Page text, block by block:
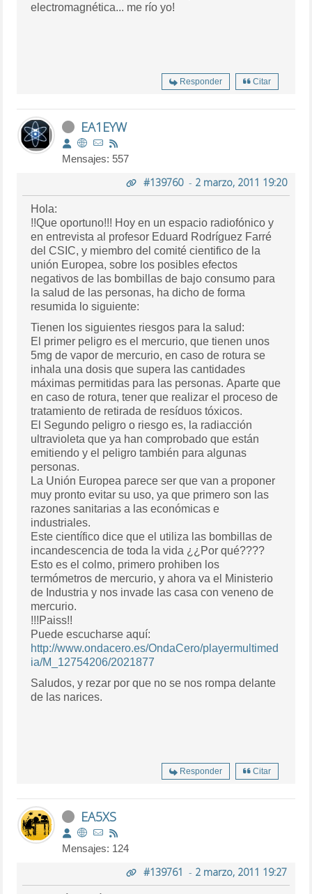
electromagnética... me río yo!
Responder Citar
EA1EYW
Mensajes: 557
#139760- 2 marzo, 2011 19:20
Hola:
!!Que oportuno!!! Hoy en un espacio radiofónico y
en entrevista al profesor Eduard Rodríguez Farré
del CSIC, y miembro del comité cientifico de la
unión Europea, sobre los posibles efectos
negativos de las bombillas de bajo consumo para
la salud de las personas, ha dicho de forma
resumida lo siguiente:
Tienen los siguientes riesgos para la salud:
El primer peligro es el mercurio, que tienen unos
5mg de vapor de mercurio, en caso de rotura se
inhala una dosis que supera las cantidades
máximas permitidas para las personas. Aparte que
en caso de rotura, tener que realizar el proceso de
tratamiento de retirada de resíduos tóxicos.
El Segundo peligro o riesgo es, la radiacción
ultravioleta que ya han comprobado que están
emitiendo y el peligro también para algunas
personas.
La Unión Europea parece ser que van a proponer
muy pronto evitar su uso, ya que primero son las
razones sanitarias a las económicas e
industriales.
Este científico dice que el utiliza las bombillas de
incandescencia de toda la vida ¿¿Por qué????
Esto es el colmo, primero prohiben los
termómetros de mercurio, y ahora va el Ministerio
de Industria y nos invade las casa con veneno de
mercurio.
!!!Paiss!!
Puede escucharse aquí:
http://www.ondacero.es/OndaCero/playermultimed
ia/M_12754206/2021877
Saludos, y rezar por que no se nos rompa delante
de las narices.
Responder Citar
EA5XS
Mensajes: 124
#139761 - 2 marzo, 2011 19:27